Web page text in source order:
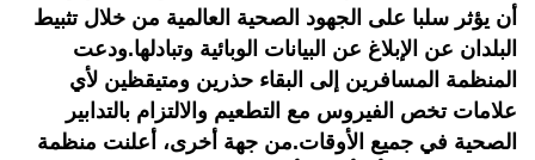
أن يؤثر سلبا على الجهود الصحية العالمية من خلال تثبيط
البلدان عن الإبلاغ عن البيانات الوبائية وتبادلها.ودعت
المنظمة المسافرين إلى البقاء حذرين ومتيقظين لأي
علامات تخص الفيروس مع التطعيم والالتزام بالتدابير
الصحية في جميع الأوقات.من جهة أخرى، أعلنت منظمة